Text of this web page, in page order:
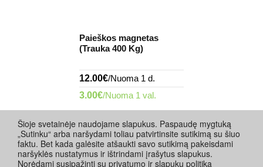
Paieškos magnetas
(Trauka 400 Kg)
12.00€/Nuoma 1 d.
3.00€/Nuoma 1 val.
Šioje svetainėje naudojame slapukus. Paspaudę mygtuką
„Sutinku“ arba naršydami toliau patvirtinsite sutikimą su šiuo
faktu. Bet kada galėsite atšaukti savo sutikimą pakeisdami
naršyklės nustatymus ir ištrindami įrašytus slapukus.
Norėdami susipažinti su privatumo ir slapukų politika